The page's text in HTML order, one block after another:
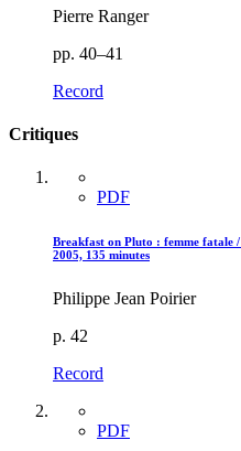
Pierre Ranger
pp. 40–41
Record
Critiques
PDF
Breakfast on Pluto : femme fatale /
2005, 135 minutes
Philippe Jean Poirier
p. 42
Record
PDF